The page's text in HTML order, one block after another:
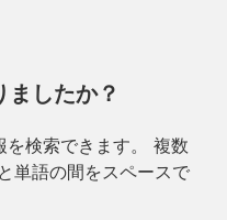
ましたか？
を検索できます。 複数
単語の間をスペースで